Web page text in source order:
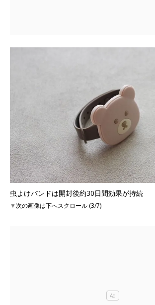
虫よけバンドは開封後約30日間効果が持続
▼次の画像は下へスクロール (3/7)